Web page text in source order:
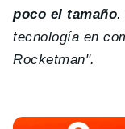
poco el tamaño.
tecnología en
Rocketman".